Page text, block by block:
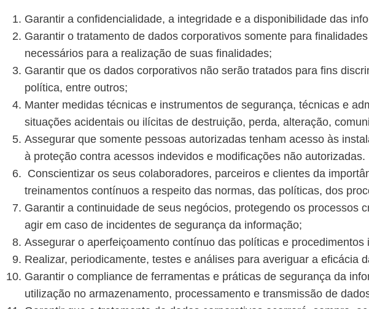
Garantir a confidencialidade, a integridade e a disponibilidade das
Garantir o tratamento de dados corporativos somente para
necessários para a realização de suas finalidades;
Garantir que os dados corporativos não serão tratados para fins
política, entre outros;
Manter medidas técnicas e instrumentos de segurança, técnicas e
situações acidentais ou ilícitas de destruição, perda, alteração,
Assegurar que somente pessoas autorizadas tenham acesso às
à proteção contra acessos indevidos e modificações não autorizadas.
Conscientizar os seus colaboradores, parceiros e clientes da
treinamentos contínuos a respeito das normas, das políticas, dos
Garantir a continuidade de seus negócios, protegendo os
agir em caso de incidentes de segurança da informação;
Assegurar o aperfeiçoamento contínuo das políticas e
Realizar, periodicamente, testes e análises para averiguar a eficácia
Garantir o compliance de ferramentas e práticas de segurança da
utilização no armazenamento, processamento e transmissão de